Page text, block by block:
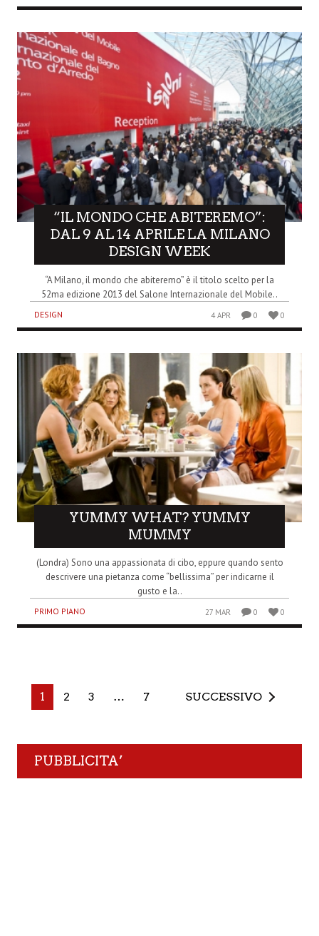
“IL MONDO CHE ABITEREMO”:
DAL 9 AL 14 APRILE LA MILANO
DESIGN WEEK
“A Milano, il mondo che abiteremo” è il titolo scelto per la
52ma edizione 2013 del Salone Internazionale del Mobile..
DESIGN 4 APR 0 0
YUMMY WHAT? YUMMY
MUMMY
(Londra) Sono una appassionata di cibo, eppure quando sento
descrivere una pietanza come “bellissima” per indicarne il
gusto e la..
PRIMO PIANO 27 MAR 0 0
1 2 3 … 7 SUCCESSIVO
PUBBLICITA’